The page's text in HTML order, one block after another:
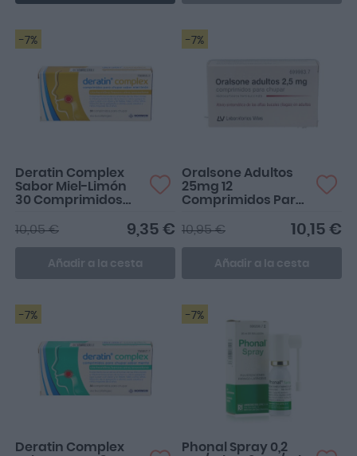
-7%
Deratin Complex
Sabor Miel-Limón
30 Comprimidos
9,35 €
10,05 €
Añadir a la cesta
-7%
Oralsone Adultos
25mg 12
Comprimidos Para
10,15 €
10,95 €
Añadir a la cesta
-7%
Deratin Complex
-7%
Phonal Spray 0,2